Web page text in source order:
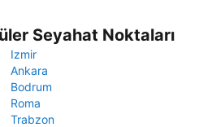
Seyahat Noktaları
Izmir
Ankara
Bodrum
Roma
Trabzon